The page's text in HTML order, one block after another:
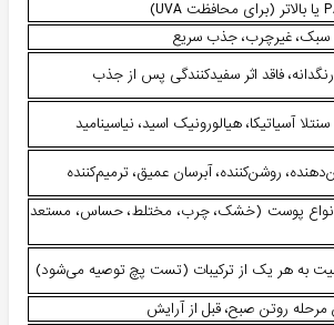
غیرچرب، جذب سریع
فاقد اثر سفیدکنندگی پس از جذب
آسیاتیکا، هیالورونیک اسید، نیاسینامید
روشن‌کننده، آبرسان عمیق، ترمیم‌کننده
پوست (خشک، چرب، مختلط، حساس، مستعد
به هر یک از ترکیبات (تست پچ توصیه می‌شود)
مرحله روتن صبح، قبل از آرایش